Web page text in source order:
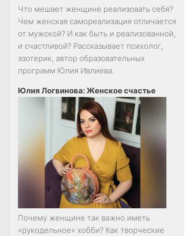
Что мешает женщине реализовать себя?
Чем женская самореализация отличается
от мужской? И как быть и реализованной,
и счастливой? Рассказывает психолог,
эзотерик, автор образовательных
программ Юлия Ивлиева.
Юлия Логвинова: Женское счастье
Почему женщине так важно иметь
«рукодельное» хобби? Как творческие